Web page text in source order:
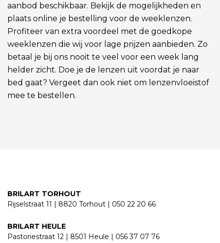
aanbod beschikbaar. Bekijk de mogelijkheden en
plaats online je bestelling voor de weeklenzen.
Profiteer van extra voordeel met de goedkope
weeklenzen die wij voor lage prijzen aanbieden. Zo
betaal je bij ons nooit te veel voor een week lang
helder zicht. Doe je de lenzen uit voordat je naar
bed gaat? Vergeet dan ook niet om lenzenvloeistof
mee te bestellen.
BRILART TORHOUT
Rijselstraat 11 | 8820 Torhout | 050 22 20 66
BRILART HEULE
Pastoriestraat 12 | 8501 Heule | 056 37 07 76